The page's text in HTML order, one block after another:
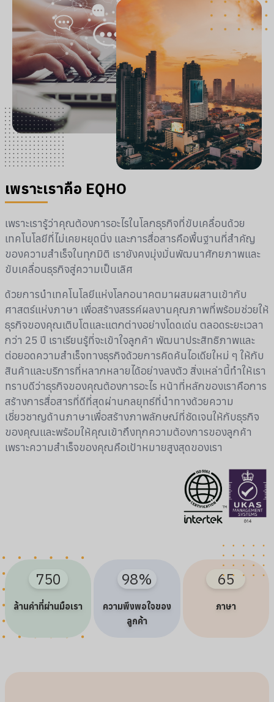
เพราะเราคือ EQHO
เพราะเรารู้ว่าคุณต้องการอะไรในโลกธุรกิจที่ขับเคลื่อนด้วย
เทคโนโลยีที่ไม่เคยหยุดนิ่ง และการสื่อสารคือพื้นฐานที่สำคัญ
ของความสำเร็จในทุกมิติ เรายังคงมุ่งมั่นพัฒนาศักยภาพและ
ขับเคลื่อนธุรกิจสู่ความเป็นเลิศ
ด้วยการนำเทคโนโลยีแห่งโลกอนาคตมาผสมผสานเข้ากับ
ศาสตร์แห่งภาษา เพื่อสร้างสรรค์ผลงานคุณภาพที่พร้อมช่วยให้
ธุรกิจของคุณเติบโตและแตกต่างอย่างโดดเด่น ตลอดระยะเวลา
กว่า 25 ปี เราเรียนรู้ที่จะเข้าใจลูกค้า พัฒนาประสิทธิภาพและ
ต่อยอดความสำเร็จทางธุรกิจด้วยการคิดค้นไอเดียใหม่ ๆ ให้กับ
สินค้าและบริการที่หลากหลายได้อย่างลงตัว สิ่งเหล่านี้ทำให้เรา
ทราบดีว่าธุรกิจของคุณต้องการอะไร หน้าที่หลักของเราคือการ
สร้างการสื่อสารที่ดีที่สุดผ่านกลยุทธ์ที่นำทางด้วยความ
เชี่ยวชาญด้านภาษาเพื่อสร้างภาพลักษณ์ที่ชัดเจนให้กับธุรกิจ
ของคุณและพร้อมให้คุณเข้าถึงทุกความต้องการของลูกค้า
เพราะความสำเร็จของคุณคือเป้าหมายสูงสุดของเรา
750
ล้านคำที่ผ่านมือเรา
98%
ความพึงพอใจของ
ลูกค้า
65
ภาษา